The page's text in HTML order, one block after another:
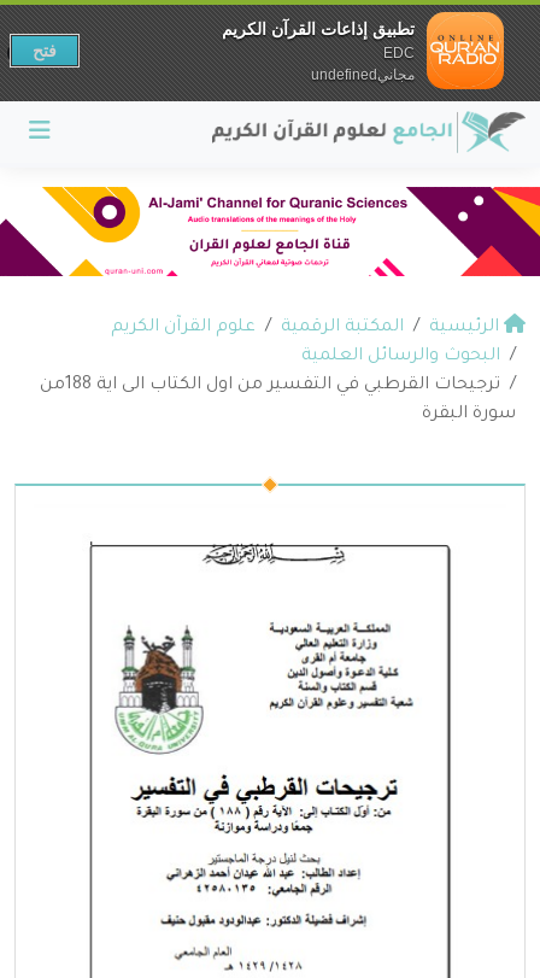
الرئيسية المكتبة الرقمية
علوم القرآن الكريم
البحوث والرسائل العلمية
ترجيحات القرطبي في التفسير من اول الكتاب الى اية 188من
سورة البقرة
تطبيق إذاعات القرآن الكريم
EDC
مجانيundefined
فتح